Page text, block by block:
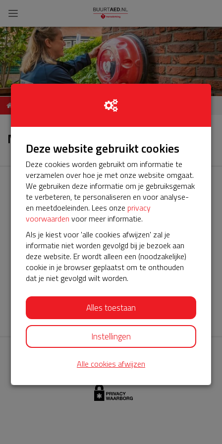
Nieuws
AED360-ProCardio
ServiceBuurtAED wordt aangeboden door de Hartstichting en
AED360-ProCardio. Net als bij BuurtAED is AED360-ProCardio
de leverancier van het servicepakket en ontzorgen zij jou de
komende jaren. AED360-ProCardio is gespecialiseerd in de
levering en het onderhoud van Philips AED’s.
Deze website gebruikt cookies
Deze cookies worden gebruikt om informatie te
verzamelen over hoe je met onze website omgaat.
We gebruiken deze informatie om je gebruiksgemak
te verbeteren, te personaliseren en voor analyse-
en meetdoeleinden. Lees onze privacy
voorwaarden voor meer informatie.
Als je kiest voor 'alle cookies afwijzen' zal je
informatie niet worden gevolgd bij je bezoek aan
deze website. Er wordt alleen een (noodzakelijke)
cookie in je browser geplaatst om te onthouden
dat je niet gevolgd wilt worden.
Alles toestaan
Instellingen
Alle cookies afwijzen